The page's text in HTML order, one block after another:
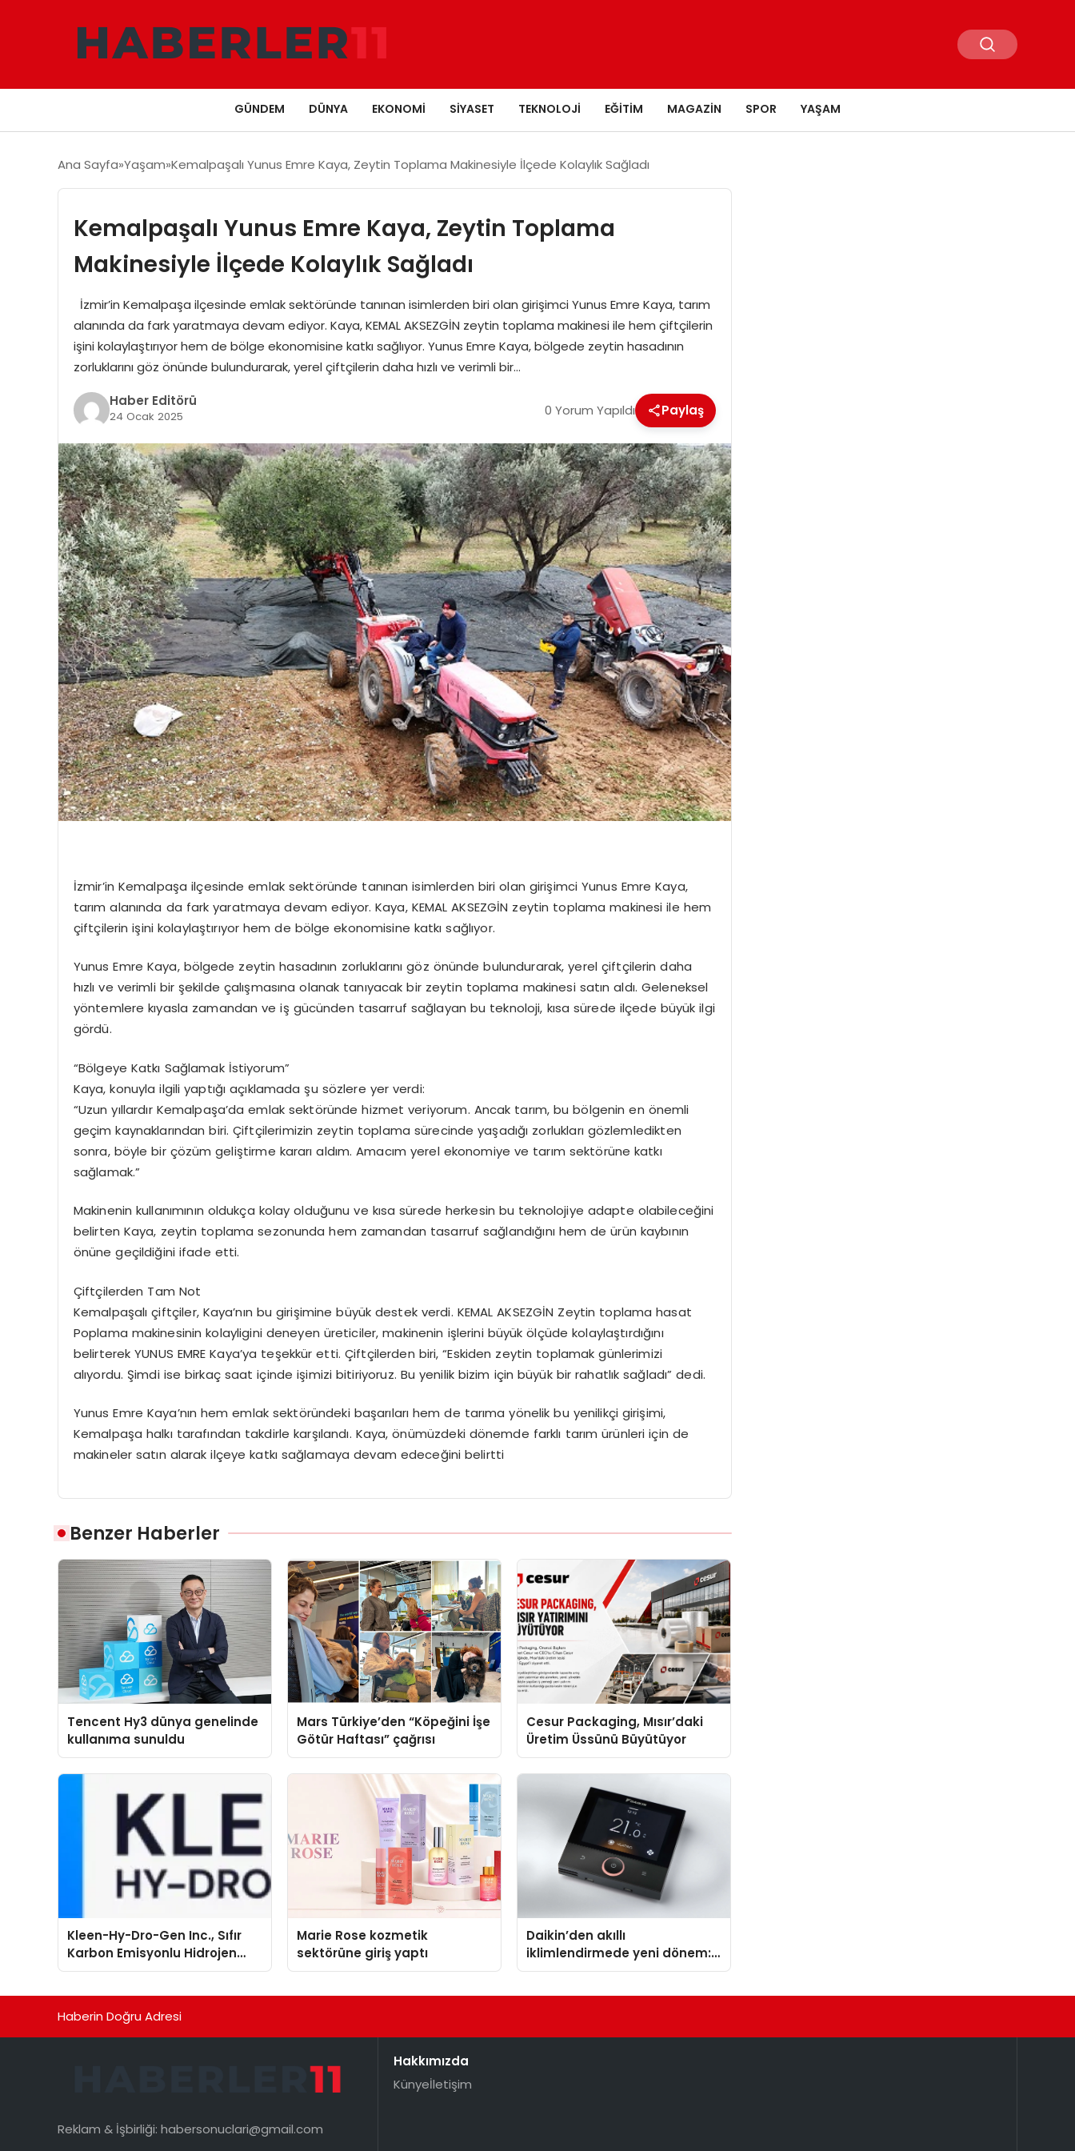
GÜNDEM DÜNYA EKONOMI SIYASET TEKNOLOJI EĞITIM MAGAZIN SPOR YAŞAM
Ana Sayfa Yaşam Kemalpaşalı Yunus Emre Kaya, Zeytin Toplama Makinesiyle İlçede Kolaylık Sağladı
Kemalpaşalı Yunus Emre Kaya, Zeytin Toplama
Makinesiyle İlçede Kolaylık Sağladı
İzmir’in Kemalpaşa ilçesinde emlak sektöründe tanınan isimlerden biri olan girişimci Yunus Emre Kaya, tarım
alanında da fark yaratmaya devam ediyor. Kaya, KEMAL AKSEZGİN zeytin toplama makinesi ile hem çiftçilerin
işini kolaylaştırıyor hem de bölge ekonomisine katkı sağlıyor. Yunus Emre Kaya, bölgede zeytin hasadının
zorluklarını göz önünde bulundurarak, yerel çiftçilerin daha hızlı ve verimli bir…
Haber Editörü
24 Ocak 2025 0 Yorum Yapıldı Paylaş
İzmir’in Kemalpaşa ilçesinde emlak sektöründe tanınan isimlerden biri olan girişimci Yunus Emre Kaya,
tarım alanında da fark yaratmaya devam ediyor. Kaya, KEMAL AKSEZGİN zeytin toplama makinesi ile hem
çiftçilerin işini kolaylaştırıyor hem de bölge ekonomisine katkı sağlıyor.
Yunus Emre Kaya, bölgede zeytin hasadının zorluklarını göz önünde bulundurarak, yerel çiftçilerin daha
hızlı ve verimli bir şekilde çalışmasına olanak tanıyacak bir zeytin toplama makinesi satın aldı. Geleneksel
yöntemlere kıyasla zamandan ve iş gücünden tasarruf sağlayan bu teknoloji, kısa sürede ilçede büyük ilgi
gördü.
“Bölgeye Katkı Sağlamak İstiyorum”
Kaya, konuyla ilgili yaptığı açıklamada şu sözlere yer verdi:
“Uzun yıllardır Kemalpaşa’da emlak sektöründe hizmet veriyorum. Ancak tarım, bu bölgenin en önemli
geçim kaynaklarından biri. Çiftçilerimizin zeytin toplama sürecinde yaşadığı zorlukları gözlemledikten
sonra, böyle bir çözüm geliştirme kararı aldım. Amacım yerel ekonomiye ve tarım sektörüne katkı
sağlamak.”
Makinenin kullanımının oldukça kolay olduğunu ve kısa sürede herkesin bu teknolojiye adapte olabileceğini
belirten Kaya, zeytin toplama sezonunda hem zamandan tasarruf sağlandığını hem de ürün kaybının
önüne geçildiğini ifade etti.
Çiftçilerden Tam Not
Kemalpaşalı çiftçiler, Kaya’nın bu girişimine büyük destek verdi. KEMAL AKSEZGİN Zeytin toplama hasat
Poplama makinesinin kolayligini deneyen üreticiler, makinenin işlerini büyük ölçüde kolaylaştırdığını
belirterek YUNUS EMRE Kaya’ya teşekkür etti. Çiftçilerden biri, “Eskiden zeytin toplamak günlerimizi
alıyordu. Şimdi ise birkaç saat içinde işimizi bitiriyoruz. Bu yenilik bizim için büyük bir rahatlık sağladı” dedi.
Yunus Emre Kaya’nın hem emlak sektöründeki başarıları hem de tarıma yönelik bu yenilikçi girişimi,
Kemalpaşa halkı tarafından takdirle karşılandı. Kaya, önümüzdeki dönemde farklı tarım ürünleri için de
makineler satın alarak ilçeye katkı sağlamaya devam edeceğini belirtti
Benzer Haberler
Tencent Hy3 dünya genelinde
kullanıma sunuldu
Mars Türkiye’den “Köpeğini İşe
Götür Haftası” çağrısı
Cesur Packaging, Mısır’daki
Üretim Üssünü Büyütüyor
Kleen-Hy-Dro-Gen Inc., Sıfır
Karbon Emisyonlu Hidrojen
Isıtma Teknolojisinde ISO ve
Marie Rose kozmetik
sektörüne giriş yaptı
Daikin’den akıllı
iklimlendirmede yeni dönem:
Madoka Plus Türkiye’de
Haberin Doğru Adresi
Reklam & İşbirliği: habersonuclari@gmail.com
Hakkımızda
Künyeİletişim